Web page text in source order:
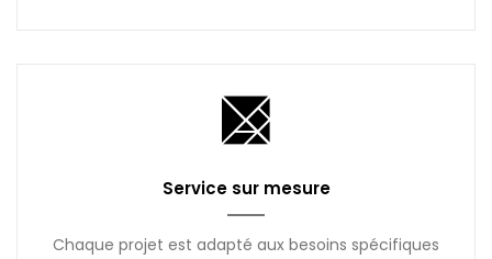
Service sur mesure
Chaque projet est adapté aux besoins spécifiques